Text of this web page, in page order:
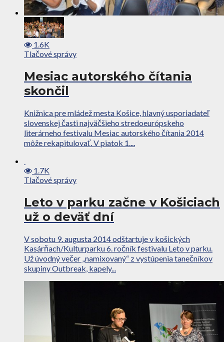
1.6K
Tlačové správy
Mesiac autorského čítania
skončil
Knižnica pre mládež mesta Košice, hlavný usporiadateľ
slovenskej časti najväčšieho stredoeurópskeho
literárneho festivalu Mesiac autorského čítania 2014
môže rekapitulovať. V piatok 1....
1.7K
Tlačové správy
Leto v parku začne v Košiciach
už o deväť dní
V sobotu 9. augusta 2014 odštartuje v košických
Kasárňach/Kulturparku 6. ročník festivalu Leto v parku.
Už úvodný večer „namixovaný“ z vystúpenia tanečníkov
skupiny Outbreak, kapely...